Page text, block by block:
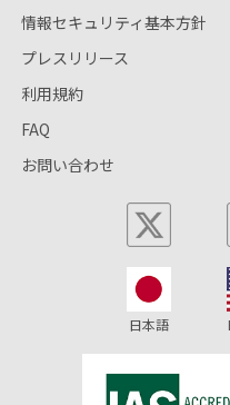
情報セキュリティ基本方針
プレスリリース
利用規約
FAQ
お問い合わせ
日本語